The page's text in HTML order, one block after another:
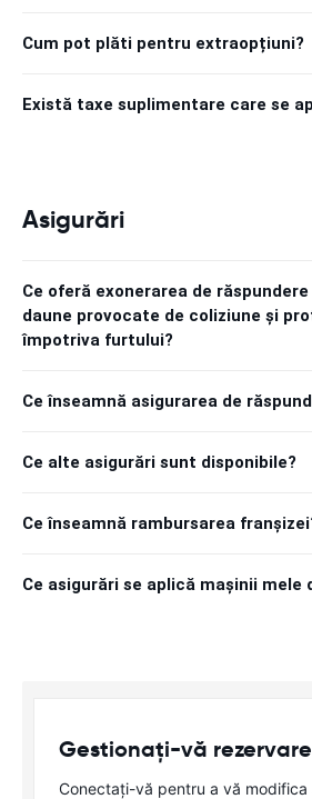
Cum pot plăti pentru extraopțiuni?
Există taxe suplimentare care se
Asigurări
Ce oferă exonerarea de
daune provocate de coliziune și
împotriva furtului?
Ce înseamnă asigurarea de
Ce alte asigurări sunt disponibile?
Ce înseamnă rambursarea
Ce asigurări se aplică mașinii mele
Gestionați-vă
Conectați-vă pentru a vă modifica